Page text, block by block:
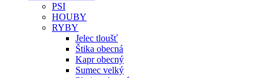
PSI
HOUBY
RYBY
Jelec tloušť
Štika obecná
Kapr obecný
Sumec velký